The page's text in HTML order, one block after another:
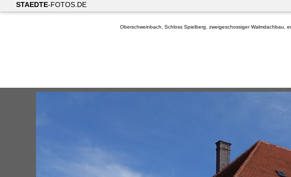
STAEDTE-FOTOS.DE
Oberschweinbach, Schloss Spielberg, zweigeschossiger Walmdachbau,